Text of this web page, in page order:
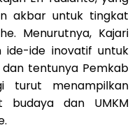
akbar untuk tingkat
Menurutnya, Kajari
ide-ide inovatif untuk
tentunya Pemkab
turut menampilkan
budaya dan UMKM